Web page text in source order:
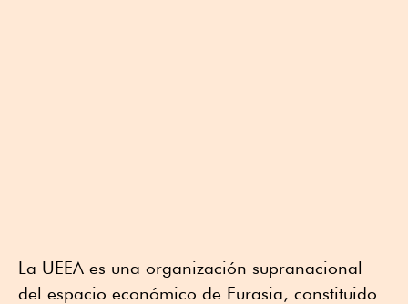
La UEEA es una organización supranacional
del espacio económico de Eurasia, constituido